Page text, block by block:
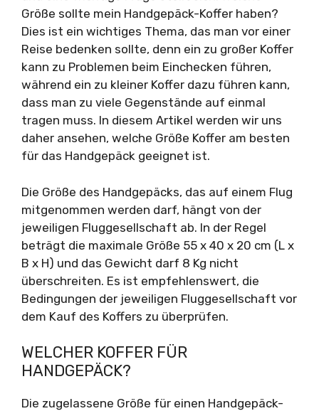
Größe sollte mein Handgepäck-Koffer haben?
Dies ist ein wichtiges Thema, das man vor einer
Reise bedenken sollte, denn ein zu großer Koffer
kann zu Problemen beim Einchecken führen,
während ein zu kleiner Koffer dazu führen kann,
dass man zu viele Gegenstände auf einmal
tragen muss. In diesem Artikel werden wir uns
daher ansehen, welche Größe Koffer am besten
für das Handgepäck geeignet ist.
Die Größe des Handgepäcks, das auf einem Flug
mitgenommen werden darf, hängt von der
jeweiligen Fluggesellschaft ab. In der Regel
beträgt die maximale Größe 55 x 40 x 20 cm (L x
B x H) und das Gewicht darf 8 Kg nicht
überschreiten. Es ist empfehlenswert, die
Bedingungen der jeweiligen Fluggesellschaft vor
dem Kauf des Koffers zu überprüfen.
WELCHER KOFFER FÜR
HANDGEPÄCK?
Die zugelassene Größe für einen Handgepäck-